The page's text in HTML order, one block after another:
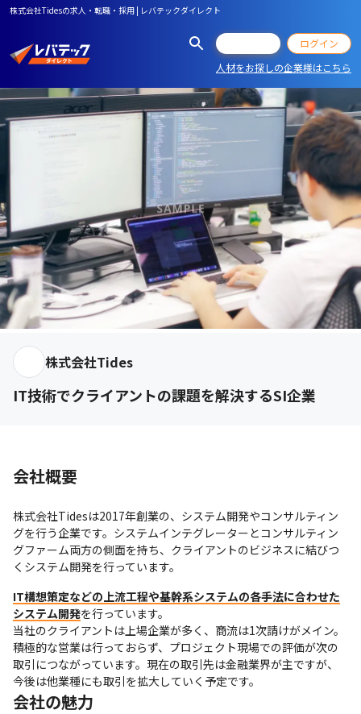
株式会社Tidesの求人・転職・採用 | レバテックダイレクト
ログイン
人材をお探しの企業様はこちら
株式会社Tides
IT技術でクライアントの課題を解決するSI企業
会社概要
株式会社Tidesは2017年創業の、システム開発やコンサルティン
グを行う企業です。システムインテグレーターとコンサルティン
グファーム両方の側面を持ち、クライアントのビジネスに結びつ
くシステム開発を行っています。
IT構想策定などの上流工程や基幹系システムの各手法に合わせた
システム開発を行っています。
当社のクライアントは上場企業が多く、商流は1次請けがメイン。
積極的な営業は行っておらず、プロジェクト現場での評価が次の
取引につながっています。現在の取引先は金融業界が主ですが、
今後は他業種にも取引を拡大していく予定です。
会社の魅力